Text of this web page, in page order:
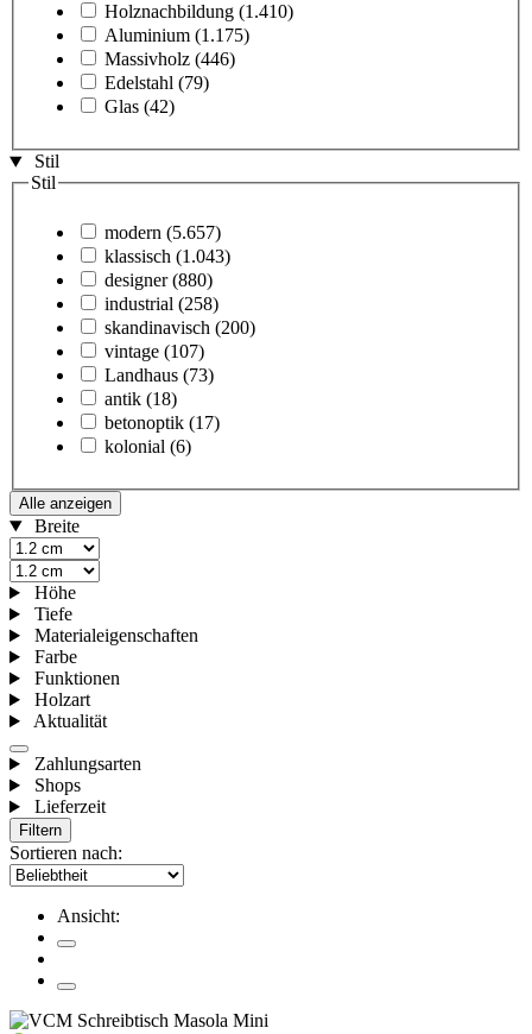
Holznachbildung (1.410)
Aluminium (1.175)
Massivholz (446)
Edelstahl (79)
Glas (42)
Stil
Stil
modern (5.657)
klassisch (1.043)
designer (880)
industrial (258)
skandinavisch (200)
vintage (107)
Landhaus (73)
antik (18)
betonoptik (17)
kolonial (6)
Alle anzeigen
Breite
Höhe
Tiefe
Materialeigenschaften
Farbe
Funktionen
Holzart
Aktualität
Zahlungsarten
Shops
Lieferzeit
Filtern
Sortieren nach:
Ansicht: